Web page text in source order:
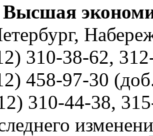
Высшая
310-38-62,
458-97-30
310-44-38,